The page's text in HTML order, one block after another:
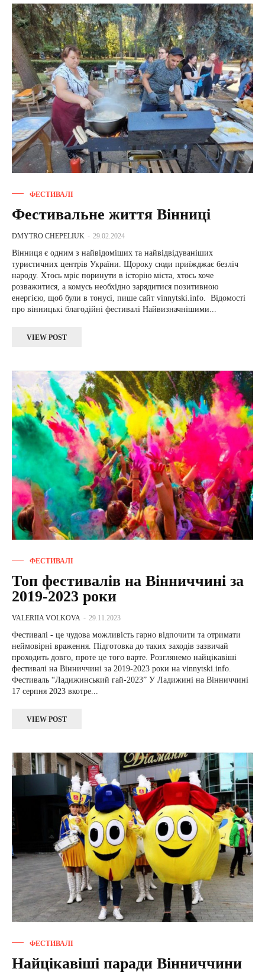
ФЕСТИВАЛІ
Фестивальне життя Вінниці
DMYTRO CHEPELIUK - 29.02.2024
Вінниця є одним з найвідоміших та найвідвідуваніших
туристичних центрів України. Щороку сюди приїжджає безліч
народу. Хтось мріє поринути в історію міста, хтось хоче
розважитися, а комусь необхідно зарядитися позитивною
енергією, щоб були в тонусі, пише сайт vinnytski.info. Відомості
про вінницькі благодійні фестивалі Найвизначнішими...
VIEW POST
ФЕСТИВАЛІ
Топ фестивалів на Вінниччині за
2019-2023 роки
VALERIIA VOLKOVA - 29.11.2023
Фестивалі - це чудова можливість гарно відпочити та отримати
неймовірні враження. Підготовка до таких заходів зазвичай
проходить довго, проте це того варте. Розглянемо найцікавіші
фестивалі на Вінниччині за 2019-2023 роки на vinnytski.info.
Фестиваль “Ладижинський гай-2023” У Ладижині на Вінниччині
17 серпня 2023 вкотре...
VIEW POST
ФЕСТИВАЛІ
Найцікавіші паради Вінниччини